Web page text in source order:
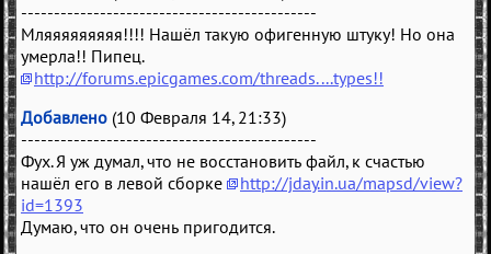
---------------------------------------------
Мляяяяяяяяя!!!! Нашёл такую офигенную штуку! Но она
умерла!! Пипец.
http://forums.epicgames.com/threads....types!!
Добавлено (10 Февраля 14, 21:33)
---------------------------------------------
Фух. Я уж думал, что не восстановить файл, к счастью
нашёл его в левой сборке
http://jday.in.ua/mapsd/view?
id=1393
Думаю, что он очень пригодится.